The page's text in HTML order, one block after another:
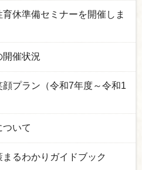
休準備セミナーを開催しま
開催状況
プラン（令和7年度～令和1
ついて
るわかりガイドブック